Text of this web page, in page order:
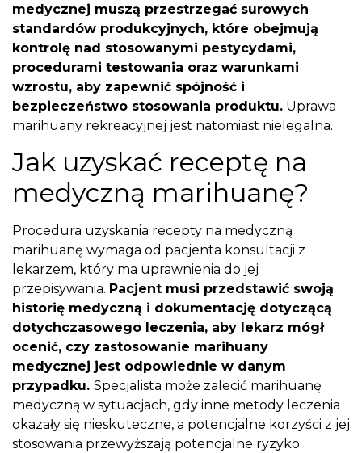
medycznej muszą przestrzegać surowych
standardów produkcyjnych, które obejmują
kontrolę nad stosowanymi pestycydami,
procedurami testowania oraz warunkami
wzrostu, aby zapewnić spójność i
bezpieczeństwo stosowania produktu. Uprawa
marihuany rekreacyjnej jest natomiast nielegalna.
Jak uzyskać receptę na
medyczną marihuanę?
Procedura uzyskania recepty na medyczną
marihuanę wymaga od pacjenta konsultacji z
lekarzem, który ma uprawnienia do jej
przepisywania. Pacjent musi przedstawić swoją
historię medyczną i dokumentację dotyczącą
dotychczasowego leczenia, aby lekarz mógł
ocenić, czy zastosowanie marihuany
medycznej jest odpowiednie w danym
przypadku. Specjalista może zalecić marihuanę
medyczną w sytuacjach, gdy inne metody leczenia
okazały się nieskuteczne, a potencjalne korzyści z jej
stosowania przewyższają potencjalne ryzyko.